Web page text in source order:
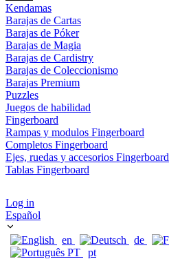
Kendamas
Barajas de Cartas
Barajas de Póker
Barajas de Magia
Barajas de Cardistry
Barajas de Coleccionismo
Barajas Premium
Puzzles
Juegos de habilidad
Fingerboard
Rampas y modulos Fingerboard
Completos Fingerboard
Ejes, ruedas y accesorios Fingerboard
Tablas Fingerboard
Log in
Español
en de
pt